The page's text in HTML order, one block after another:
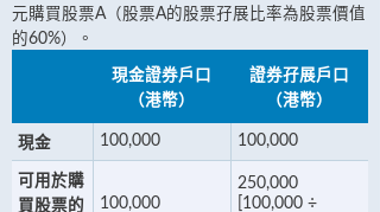
元購買股票A（股票A的股票孖展比率為股票價值
的60%）。
現金證券戶口
（港幣）
證券孖展戶口
（港幣）
現金 100,000 100,000
可用於購
買股票的
100,000
250,000
[100,000 ÷